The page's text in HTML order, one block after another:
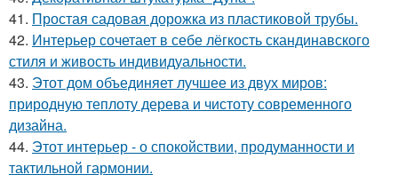
41. Простая садовая дорожка из пластиковой трубы.
42. Интерьер сочетает в себе лёгкость скандинавского
стиля и живость индивидуальности.
43. Этот дом объединяет лучшее из двух миров:
природную теплоту дерева и чистоту современного
дизайна.
44. Этот интерьер - о спокойствии, продуманности и
тактильной гармонии.